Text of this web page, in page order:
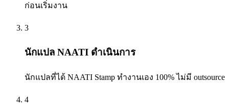
ก่อนเริ่มงาน
3
นักแปล NAATI ดำเนินการ
นักแปลที่ได้ NAATI Stamp ทำงานเอง 100% ไม่มี outsource
4